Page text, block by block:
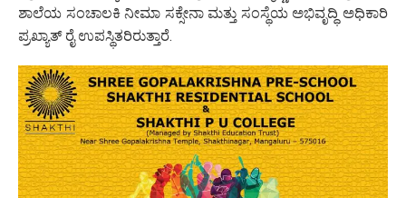
ಶಾಲೆಯ ಸಂಚಾಲಕಿ ನೀಮಾ ಸಕ್ಸೇನಾ ಮತ್ತು ಸಂಸ್ಥೆಯ ಅಭಿವೃದ್ಧಿ ಅಧಿಕಾರಿ
ಪ್ರಖ್ಯಾತ್‌ ರೈ ಉಪಸ್ಥಿತರಿರುತ್ತಾರೆ.